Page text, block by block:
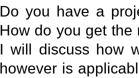
Do you have a
How do you get the
I will discuss how
however is